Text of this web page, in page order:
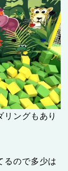
リングもあり
るので多少は